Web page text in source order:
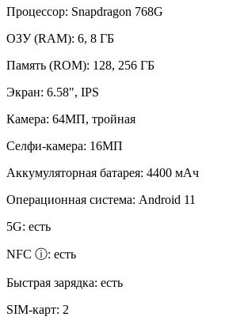
Процессор: Snapdragon 768G
ОЗУ (RAM): 6, 8 ГБ
Память (ROM): 128, 256 ГБ
Экран: 6.58", IPS
Камера: 64МП, тройная
Селфи-камера: 16МП
Аккумуляторная батарея: 4400 мАч
Операционная система: Android 11
5G: есть
NFC ⓘ: есть
Быстрая зарядка: есть
SIM-карт: 2